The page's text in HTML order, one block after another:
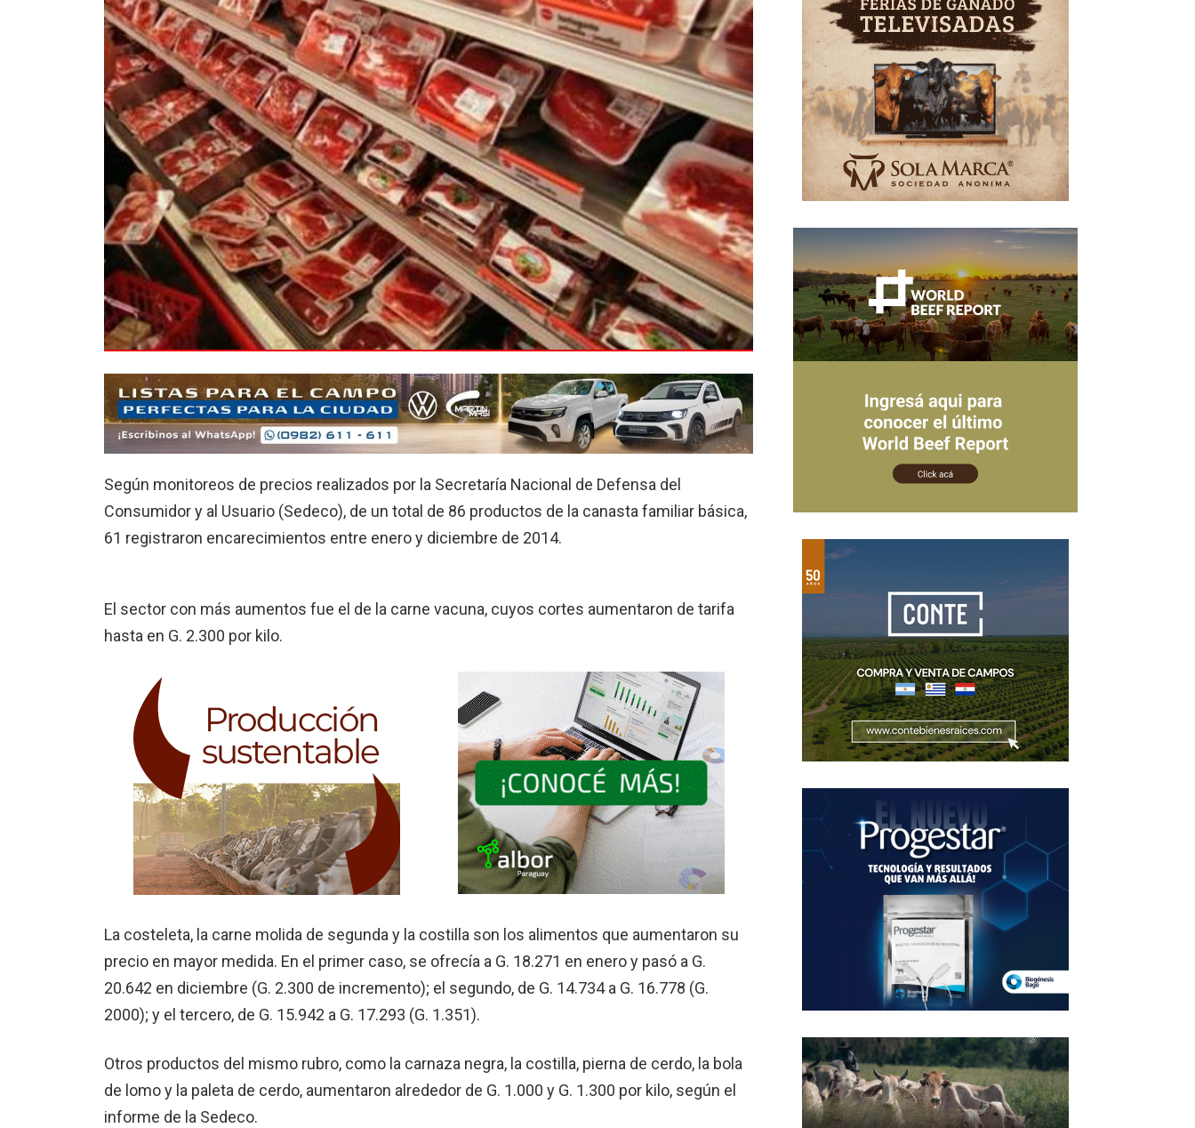
Según monitoreos de precios realizados por la Secretaría Nacional de Defensa del
Consumidor y al Usuario (Sedeco), de un total de 86 productos de la canasta familiar básica,
61 registraron encarecimientos entre enero y diciembre de 2014.
El sector con más aumentos fue el de la carne vacuna, cuyos cortes aumentaron de tarifa
hasta en G. 2.300 por kilo.
La costeleta, la carne molida de segunda y la costilla son los alimentos que aumentaron su
precio en mayor medida. En el primer caso, se ofrecía a G. 18.271 en enero y pasó a G.
20.642 en diciembre (G. 2.300 de incremento); el segundo, de G. 14.734 a G. 16.778 (G.
2000); y el tercero, de G. 15.942 a G. 17.293 (G. 1.351).
Otros productos del mismo rubro, como la carnaza negra, la costilla, pierna de cerdo, la bola
de lomo y la paleta de cerdo, aumentaron alrededor de G. 1.000 y G. 1.300 por kilo, según el
informe de la Sedeco.